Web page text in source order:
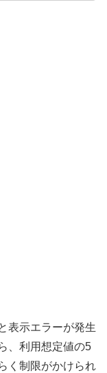
表示エラーが発生
、利用想定値の5
く制限がかけられ